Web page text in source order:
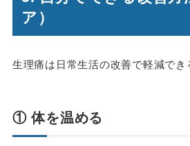
ア）
生理痛は日常生活の改善で軽減でき
① 体を温める